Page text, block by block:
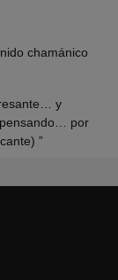
chamánico
y
por
”